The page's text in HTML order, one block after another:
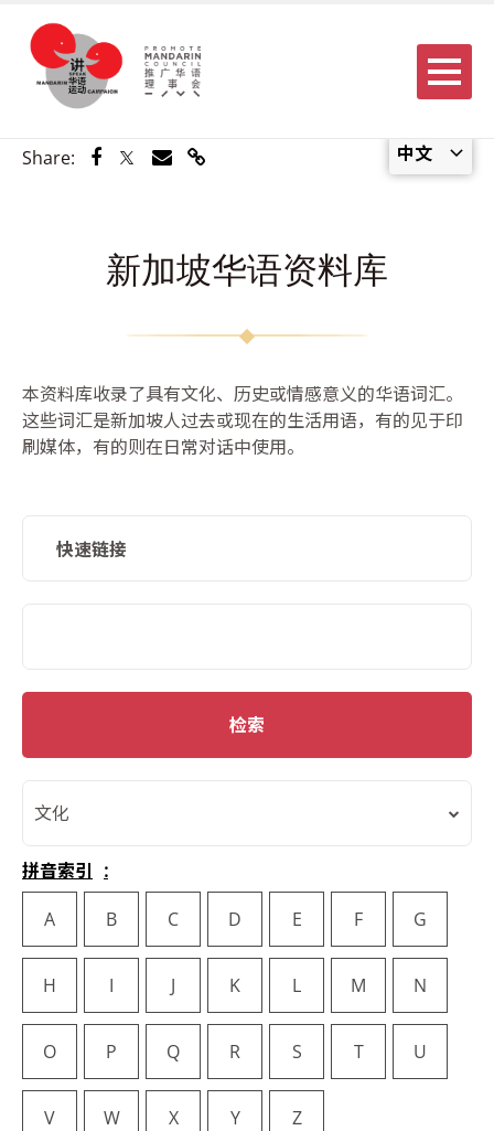
中文
Menu
Share: Share via Facebook
Share via Twitter
Share via Email
Share via Link
新加坡华语资料库
本资料库收录了具有文化、历史或情感意义的华语词汇。
这些词汇是新加坡人过去或现在的生活用语，有的见于印
刷媒体，有的则在日常对话中使用。
快速链接
检索
文化
拼音索引
A
B C D E F G
H I J K L M N
O P Q R S T U
V W X Y Z